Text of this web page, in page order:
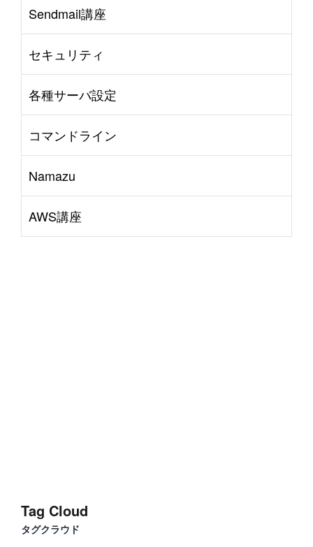
Sendmail講座
セキュリティ
各種サーバ設定
コマンドライン
Namazu
AWS講座
Tag Cloud
タグクラウド